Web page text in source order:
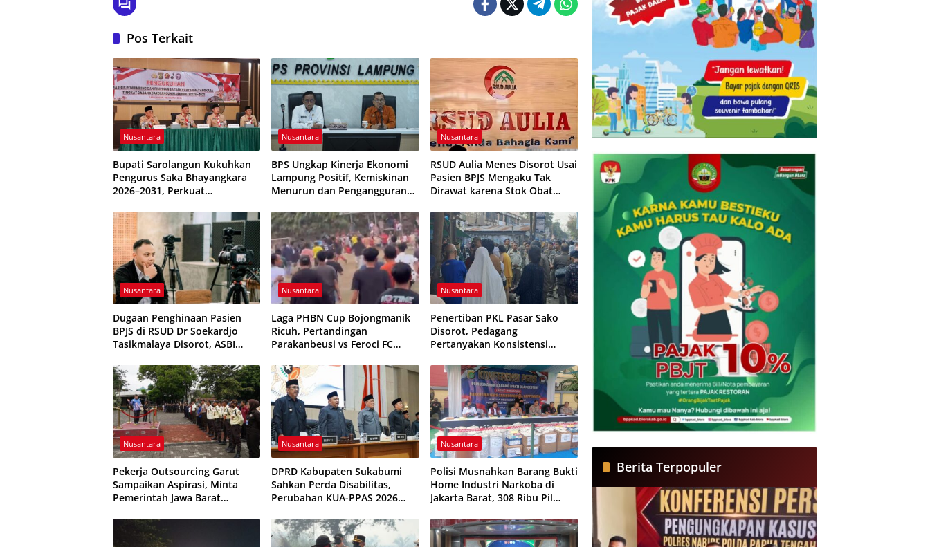
Pos Terkait
Nusantara
Bupati Sarolangun Kukuhkan
Pengurus Saka Bhayangkara
2026–2031, Perkuat
Muda
Nusantara
BPS Ungkap Kinerja Ekonomi
Lampung Positif, Kemiskinan
Menurun dan Pengangguran
Nusantara
RSUD Aulia Menes Disorot Usai
Pasien BPJS Mengaku Tak
Dirawat karena Stok Obat
Nusantara
Dugaan Penghinaan Pasien
BPJS di RSUD Dr Soekardjo
Tasikmalaya Disorot, ASBI
Etika Pelayanan
Nusantara
Laga PHBN Cup Bojongmanik
Ricuh, Pertandingan
Parakanbeusi vs Feroci FC
Nusantara
Penertiban PKL Pasar Sako
Disorot, Pedagang
Pertanyakan Konsistensi
Pungutan
Nusantara
Pekerja Outsourcing Garut
Sampaikan Aspirasi, Minta
Pemerintah Jawa Barat
Nusantara
DPRD Kabupaten Sukabumi
Sahkan Perda Disabilitas,
Perubahan KUA-PPAS 2026
Nusantara
Polisi Musnahkan Barang Bukti
Home Industri Narkoba di
Jakarta Barat, 308 Ribu Pil
Berita Terpopuler